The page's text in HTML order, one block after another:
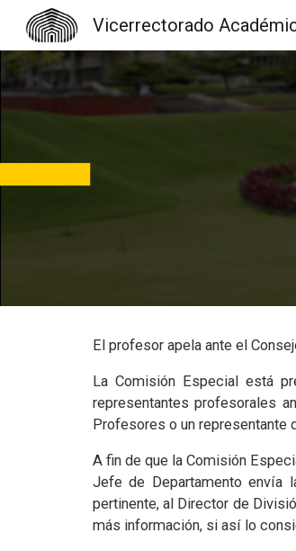
Vicerrectorado
El profesor apela ante el
La Comisión Especial está
representantes profesorales
Profesores o un representante
A fin de que la Comisión
Jefe de Departamento envía
pertinente, al Director de
más información, si así lo